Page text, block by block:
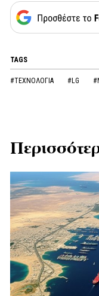
TAGS
#ΤΕΧΝΟΛΟΓΙΑ #LG